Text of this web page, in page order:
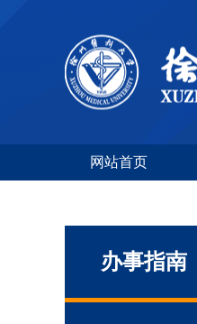
网站首页
办事指南